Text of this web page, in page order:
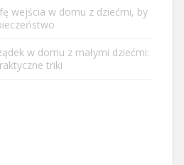
wejścia w domu z dziećmi, by
w domu z małymi dziećmi:
triki